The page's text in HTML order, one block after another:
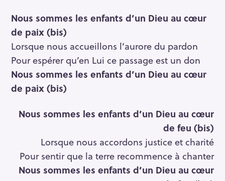
Nous sommes les enfants d’un Dieu au cœur
de paix (bis)
Lorsque nous accueillons l’aurore du pardon
Pour espérer qu’en Lui ce passage est un don
Nous sommes les enfants d’un Dieu au cœur
de paix (bis)
Nous sommes les enfants d’un Dieu au cœur
de feu (bis)
Lorsque nous accordons justice et charité
Pour sentir que la terre recommence à chanter
Nous sommes les enfants d’un Dieu au cœur